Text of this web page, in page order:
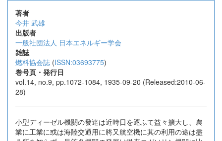
著者
今井 武雄
出版者
一般社団法人 日本エネルギー学会
雑誌
燃料協会誌 (ISSN:03693775)
巻号頁・発行日
vol.14, no.9, pp.1072-1084, 1935-09-20 (Released:2010-06-
28)
小型ディーゼル機關の發達は近時日を逐ふて益々擴大し、農
業に工業に或は海陸交通用に將又航空機に其の利用の途は盡